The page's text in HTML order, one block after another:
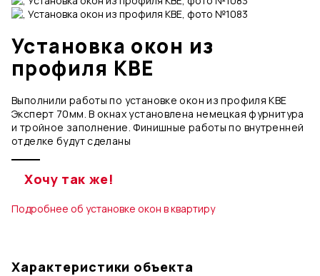
Установка окон из
профиля KBE
Выполнили работы по установке окон из профиля KBE
Эксперт 70мм. В окнах установлена немецкая фурнитура
и тройное заполнение. Финишные работы по внутренней
отделке будут сделаны
Хочу так же!
Подробнее об установке окон в квартиру
Характеристики объекта